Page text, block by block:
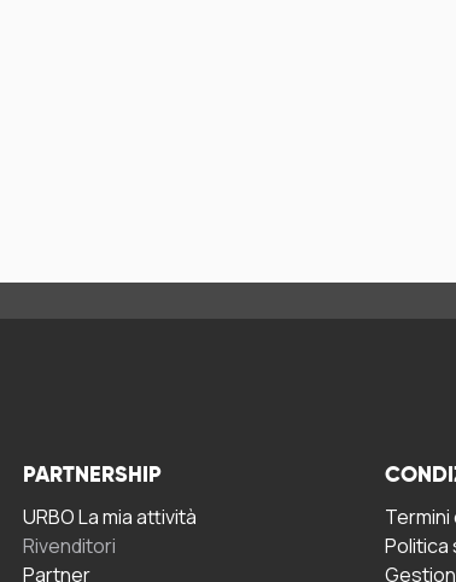
PARTNERSHIP
URBO La mia attività
Rivenditori
Partner
Termini
Politica